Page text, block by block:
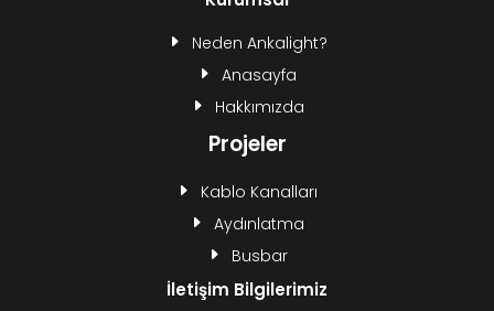
Neden Ankalight?
Anasayfa
Hakkımızda
Projeler
Kablo Kanalları
Aydınlatma
Busbar
İletişim Bilgilerimiz